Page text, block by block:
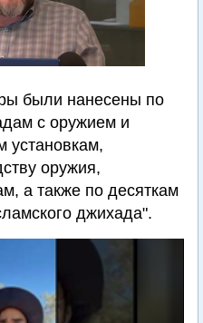
были нанесены по
с оружием и
установкам,
оружия,
а также по десяткам
джихада".